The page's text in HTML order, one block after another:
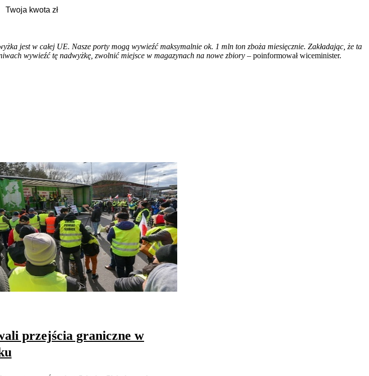
jest w całej UE. Nasze porty mogą wywieźć maksymalnie ok. 1 mln ton zboża miesięcznie. Zakładając, że ta
wywieźć tę nadwyżkę, zwolnić miejsce w magazynach na nowe zbiory – poinformował wiceminister.
przejścia graniczne w